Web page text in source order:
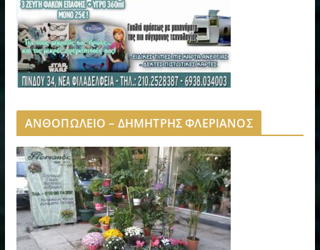
ΑΝΘΟΠΩΛΕΙΟ – ΔΗΜΗΤΡΗΣ ΦΛΕΡΙΑΝΟΣ